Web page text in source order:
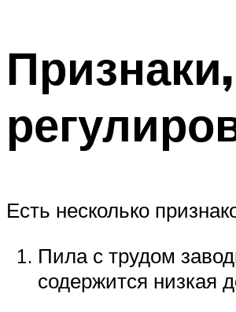
Есть несколько
Пила с трудом
содержится низкая